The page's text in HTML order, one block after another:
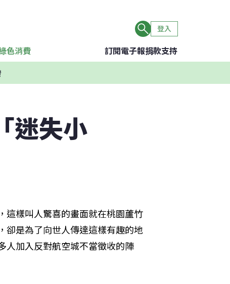
登入
色消費 訂閱電子報捐款支持
迷失小
這樣叫人驚喜的畫面就在桃園蘆竹
卻是為了向世人傳達這樣有趣的地
人加入反對航空城不當徵收的陣